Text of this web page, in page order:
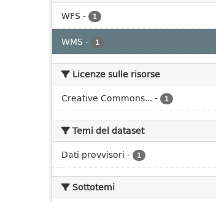
WFS - 1
WMS - 1
Licenze sulle risorse
Creative Commons... - 1
Temi del dataset
Dati provvisori - 1
Sottotemi